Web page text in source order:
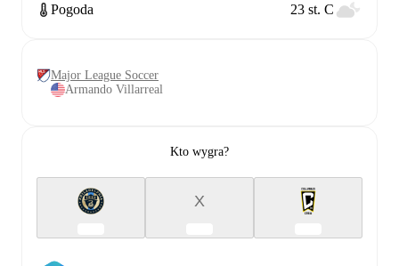
Pogoda 23 st. C
Major League Soccer
Armando Villarreal
Kto wygra?
X